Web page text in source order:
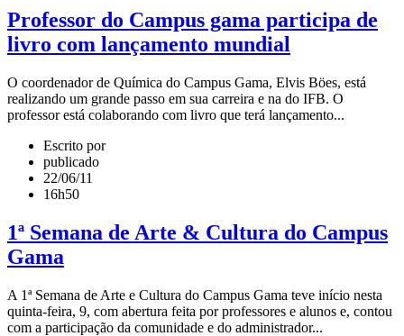
Professor do Campus gama participa de
livro com lançamento mundial
O coordenador de Química do Campus Gama, Elvis Böes, está
realizando um grande passo em sua carreira e na do IFB. O
professor está colaborando com livro que terá lançamento...
Escrito por
publicado
22/06/11
16h50
1ª Semana de Arte & Cultura do Campus
Gama
A 1ª Semana de Arte e Cultura do Campus Gama teve início nesta
quinta-feira, 9, com abertura feita por professores e alunos e, contou
com a participação da comunidade e do administrador...